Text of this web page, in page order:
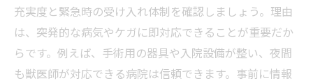
充実度と緊急時の受け入れ体制を確認しましょう。理由
は、突発的な病気やケガに即対応できることが重要だか
らです。例えば、手術用の器具や入院設備が整い、夜間
も獣医師が対応できる病院は信頼できます。事前に情報